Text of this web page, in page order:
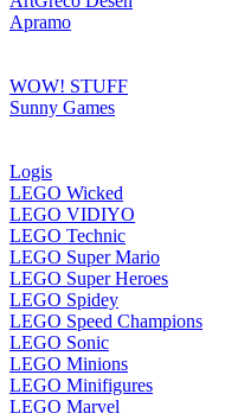
Apramo
WOW! STUFF
Sunny Games
Logis
LEGO Wicked
LEGO VIDIYO
LEGO Technic
LEGO Super Mario
LEGO Super Heroes
LEGO Spidey
LEGO Speed Champions
LEGO Sonic
LEGO Minions
LEGO Minifigures
LEGO Marvel